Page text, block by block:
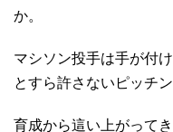
か。
マシソン投手は手が付
とすら許さないピッチ
育成から這い上がって